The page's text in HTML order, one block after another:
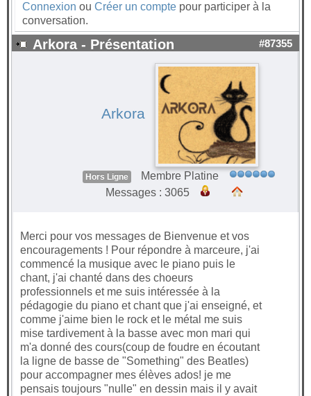
Connexion ou Créer un compte pour participer à la
conversation.
Arkora - Présentation #87355
Arkora
Hors Ligne
Membre Platine
Messages : 3065
Merci pour vos messages de Bienvenue et vos
encouragements ! Pour répondre à marceure, j'ai
commencé la musique avec le piano puis le
chant, j'ai chanté dans des choeurs
professionnels et me suis intéressée à la
pédagogie du piano et chant que j'ai enseigné, et
comme j'aime bien le rock et le métal me suis
mise tardivement à la basse avec mon mari qui
m'a donné des cours(coup de foudre en écoutant
la ligne de basse de "Something" des Beatles)
pour accompagner mes élèves ados! je me
pensais toujours "nulle" en dessin mais il y avait